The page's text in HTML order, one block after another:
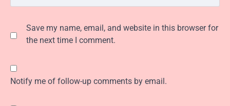
Save my name, email, and website in this browser for
the next time I comment.
Notify me of follow-up comments by email.